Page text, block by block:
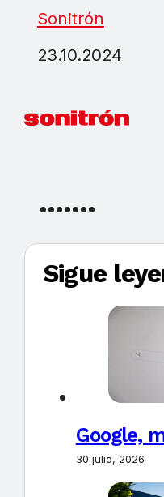
Sonitrón
23.10.2024
Sigue
Google,
30 julio, 2026